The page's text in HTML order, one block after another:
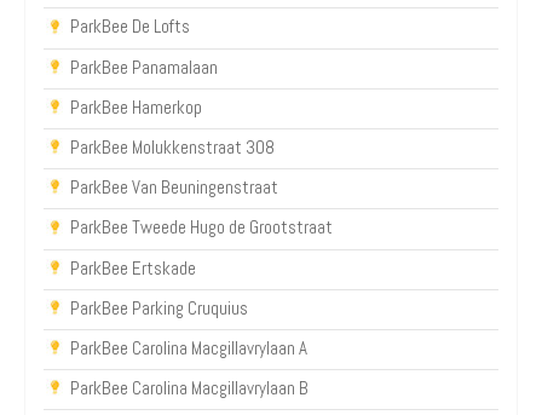
ParkBee De Lofts
ParkBee Panamalaan
ParkBee Hamerkop
ParkBee Molukkenstraat 308
ParkBee Van Beuningenstraat
ParkBee Tweede Hugo de Grootstraat
ParkBee Ertskade
ParkBee Parking Cruquius
ParkBee Carolina Macgillavrylaan A
ParkBee Carolina Macgillavrylaan B